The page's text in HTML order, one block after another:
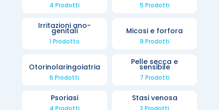
4 Prodotti 5 Prodotti
Irritazioni ano-
genitali
1 Prodotto
Micosi e forfora
9 Prodotti
Otorinolaringoiatria
6 Prodotti
Pelle secca e
sensibile
7 Prodotti
Psoriasi
4 Prodotti
Stasi venosa
2 Prodotti